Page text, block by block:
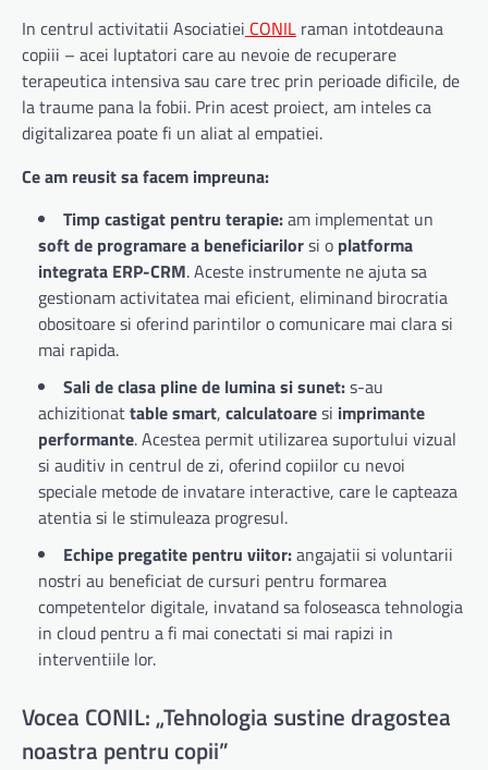
In centrul activitatii Asociatiei CONIL raman intotdeauna
copiii – acei luptatori care au nevoie de recuperare
terapeutica intensiva sau care trec prin perioade dificile, de
la traume pana la fobii. Prin acest proiect, am inteles ca
digitalizarea poate fi un aliat al empatiei.
Ce am reusit sa facem impreuna:
Timp castigat pentru terapie:am implementat un
soft de programare a beneficiarilorsi o platforma
integrata ERP-CRM. Aceste instrumente ne ajuta sa
gestionam activitatea mai eficient, eliminand birocratia
obositoare si oferind parintilor o comunicare mai clara si
mai rapida.
Sali de clasa pline de lumina si sunet:s-au
achizitionattable smart, calculatoaresi imprimante
performante. Acestea permit utilizarea suportului vizual
si auditiv in centrul de zi, oferind copiilor cu nevoi
speciale metode de invatare interactive, care le capteaza
atentia si le stimuleaza progresul.
Echipe pregatite pentru viitor:angajatii si voluntarii
nostri au beneficiat de cursuri pentru formarea
competentelor digitale, invatand sa foloseasca tehnologia
in cloud pentru a fi mai conectati si mai rapizi in
interventiile lor.
Vocea CONIL: „Tehnologia sustine dragostea
noastra pentru copii”